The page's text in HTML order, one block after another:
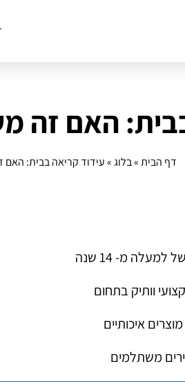
האם זה
דף הבית»בלוג»עידוד קריאה בבית:
למעלה מ- 14 שנה
וותיק בתחום
מוצרים איכותיים
משתלמים